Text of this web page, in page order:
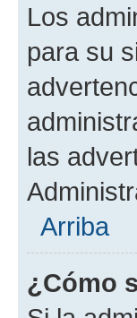
Los
para su
las
Arriba
¿Cómo